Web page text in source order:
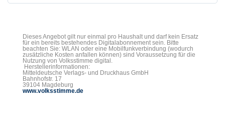
Dieses Angebot gilt nur einmal pro Haushalt und darf kein Ersatz
für ein bereits bestehendes Digitalabonnement sein. Bitte
beachten Sie: WLAN oder eine Mobilfunkverbindung (wodurch
zusätzliche Kosten anfallen können) sind Voraussetzung für die
Nutzung von Volksstimme digital.
Herstellerinformationen:
Mitteldeutsche Verlags- und Druckhaus GmbH
Bahnhofstr. 17
39104 Magdeburg
www.volksstimme.de